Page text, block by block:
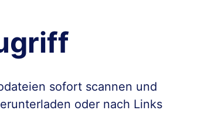
sofort scannen und
oder nach Links